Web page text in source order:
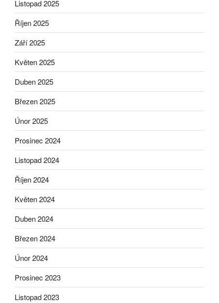
Listopad 2025
Říjen 2025
Září 2025
Květen 2025
Duben 2025
Březen 2025
Únor 2025
Prosinec 2024
Listopad 2024
Říjen 2024
Květen 2024
Duben 2024
Březen 2024
Únor 2024
Prosinec 2023
Listopad 2023